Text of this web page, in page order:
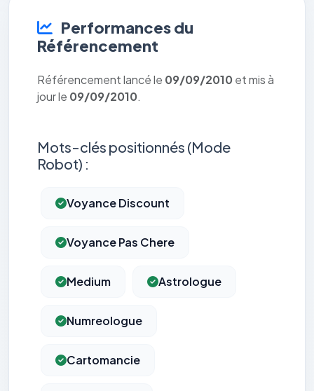
Performances du
Référencement
Référencement lancé le 09/09/2010 et mis à
jour le 09/09/2010.
Mots-clés positionnés (Mode
Robot) :
Voyance Discount
Voyance Pas Chere
Medium Astrologue
Numreologue
Cartomancie